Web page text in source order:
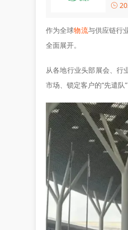
作为全球物流与供应链行
全面展开。
从各地行业头部展会、行
市场、锁定客户的“先遣